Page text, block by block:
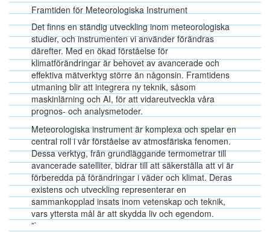
Framtiden för Meteorologiska Instrument
Det finns en ständig utveckling inom meteorologiska
studier, och instrumenten vi använder förändras
därefter. Med en ökad förståelse för
klimatförändringar är behovet av avancerade och
effektiva mätverktyg större än någonsin. Framtidens
utmaning blir att integrera ny teknik, såsom
maskinlärning och AI, för att vidareutveckla våra
prognos- och analysmetoder.
Meteorologiska instrument är komplexa och spelar en
central roll i vår förståelse av atmosfäriska fenomen.
Dessa verktyg, från grundläggande termometrar till
avancerade satelliter, bidrar till att säkerställa att vi är
förberedda på förändringar i väder och klimat. Deras
existens och utveckling representerar en
sammankopplad insats inom vetenskap och teknik,
vars yttersta mål är att skydda liv och egendom.
”`